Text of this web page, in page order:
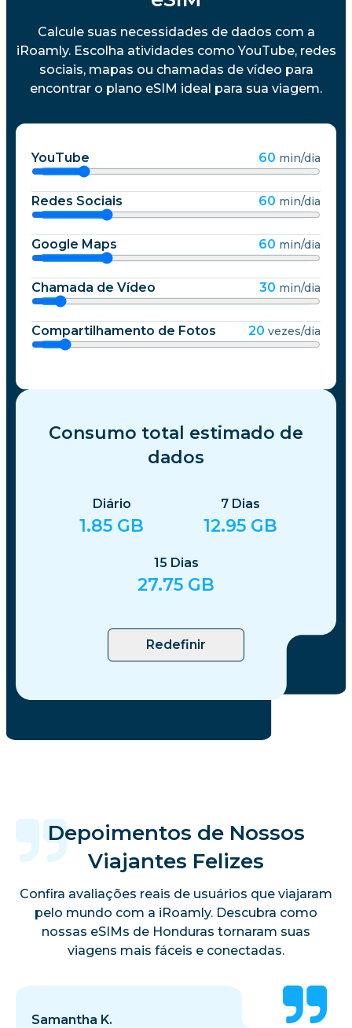
Calcule suas necessidades de dados com a
iRoamly. Escolha atividades como YouTube, redes
sociais, mapas ou chamadas de vídeo para
encontrar o plano eSIM ideal para sua viagem.
YouTube 60 min/dia
Redes Sociais 60 min/dia
Google Maps 60 min/dia
Chamada de Vídeo 30 min/dia
Compartilhamento de Fotos 20 vezes/dia
Consumo total estimado de
dados
Diário
1.85 GB
7 Dias
12.95 GB
15 Dias
27.75 GB
Redefinir
Depoimentos de Nossos
Viajantes Felizes
Confira avaliações reais de usuários que viajaram
pelo mundo com a iRoamly. Descubra como
nossas eSIMs de Honduras tornaram suas
viagens mais fáceis e conectadas.
Samantha K.